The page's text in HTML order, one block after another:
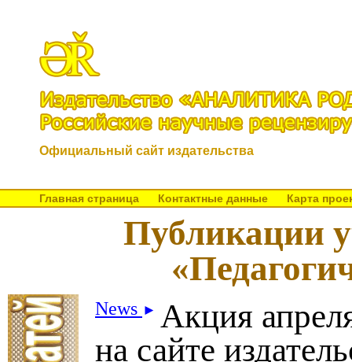
Официальный сайт издательства
Главная страница Контактные данные Карта
Публикации
News ► Акция
на сайте